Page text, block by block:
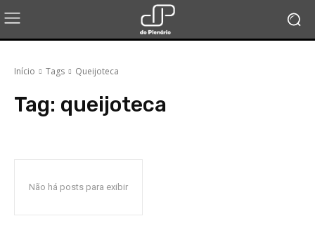
Início Tags Queijoteca
Tag: queijoteca
Não há posts para exibir